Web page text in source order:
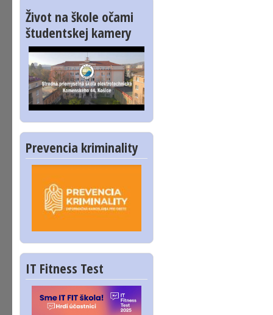
Život na škole očami
študentskej kamery
Prevencia kriminality
IT Fitness Test